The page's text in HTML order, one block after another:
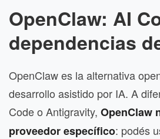
OpenClaw: AI
dependencias
OpenClaw es la alternativa
desarrollo asistido por IA. A
Code o Antigravity, OpenClaw
proveedor específico: podés